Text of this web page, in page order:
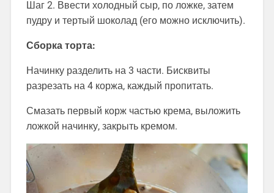
Шаг 2. Ввести холодный сыр, по ложке, затем
пудру и тертый шоколад (его можно исключить).
Сборка торта:
Начинку разделить на 3 части. Бисквиты
разрезать на 4 коржа, каждый пропитать.
Смазать первый корж частью крема, выложить
ложкой начинку, закрыть кремом.